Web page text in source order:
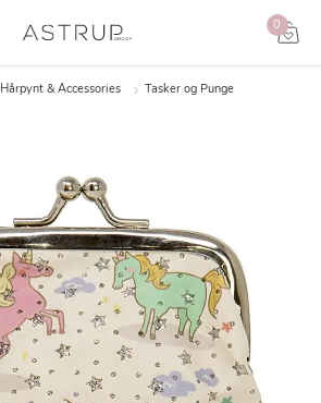
0
Hårpynt & Accessories
Tasker og Punge